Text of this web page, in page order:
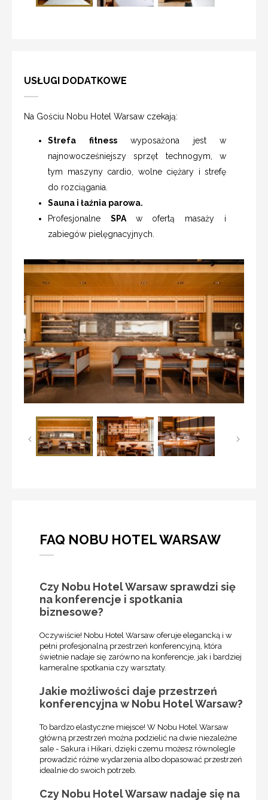
USŁUGI DODATKOWE
Na Gościu Nobu Hotel Warsaw czekają:
Strefa fitnesswyposażona jest w
najnowocześniejszy sprzęt technogym, w
tym maszyny cardio, wolne ciężary i strefę
do rozciągania.
Sauna i łaźnia parowa.
Profesjonalne SPA w ofertą masaży i
zabiegów pielęgnacyjnych.
FAQ NOBU HOTEL WARSAW
Czy Nobu Hotel Warsaw sprawdzi się
na konferencje i spotkania
biznesowe?
Oczywiście! Nobu Hotel Warsaw oferuje elegancką i w
pełni profesjonalną przestrzeń konferencyjną, która
świetnie nadaje się zarówno na konferencje, jak i bardziej
kameralne spotkania czy warsztaty.
Jakie możliwości daje przestrzeń
konferencyjna w Nobu Hotel Warsaw?
To bardzo elastyczne miejsce! W Nobu Hotel Warsaw
główną przestrzeń można podzielić na dwie niezależne
sale - Sakura i Hikari, dzięki czemu możesz równolegle
prowadzić różne wydarzenia albo dopasować przestrzeń
idealnie do swoich potrzeb.
Czy Nobu Hotel Warsaw nadaje się na